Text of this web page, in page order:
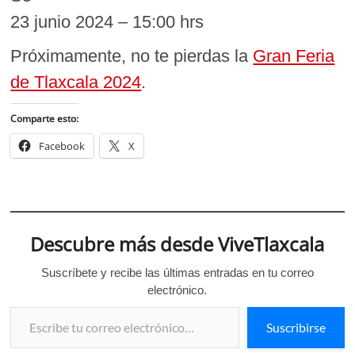
23 junio 2024 – 15:00 hrs
Próximamente, no te pierdas la Gran Feria
de Tlaxcala 2024.
Comparte esto:
Facebook X
Descubre más desde ViveTlaxcala
Suscríbete y recibe las últimas entradas en tu correo
electrónico.
Escribe tu correo electrónico…
Suscribirse